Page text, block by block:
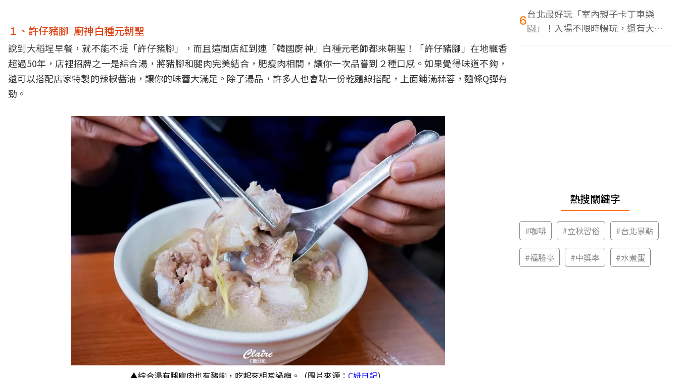
１、許仔豬腳 廚神白種元朝聖
說到大稻埕早餐，就不能不提「許仔豬腳」，而且這間店紅到連「韓國廚神」白種元老師都來朝聖！「許仔豬腳」在地飄香
超過50年，店裡招牌之一是綜合湯，將豬腳和腿肉完美結合，肥瘦肉相間，讓你一次品嘗到２種口感。如果覺得味道不夠，
還可以搭配店家特製的辣椒醬油，讓你的味蕾大滿足。除了湯品，許多人也會點一份乾麵線搭配，上面鋪滿蒜蓉，麵條Q彈有
勁。
▲綜合湯有腿庫肉也有豬腳，吃起來相當過癮。（圖片來源： C妞日記）
6台北最好玩「室內親子卡丁車樂
園」！入場不限時暢玩，還有大螢
幕Switch遊戲區
熱搜關鍵字
#咖啡 #立秋習俗 #台北景點
#福勝亭 #中獎率 #水煮蛋